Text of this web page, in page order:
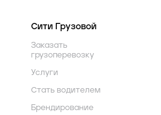
Сити Грузовой
Заказать
грузоперевозку
Услуги
Стать водителем
Брендирование